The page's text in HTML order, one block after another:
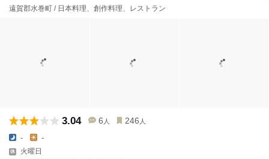
遠賀郡水巻町 / 日本料理、創作料理、レストラン
3.04 6 人 246 人
- -
火曜日